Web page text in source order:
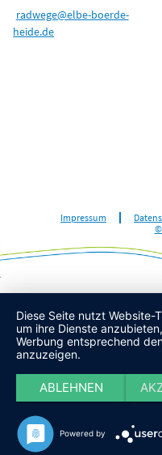
radwege@elbe-boerde-
heide.de
Impressum
Diese Seite nutzt Website-
um ihre Dienste
Werbung entsprechend
anzuzeigen.
ABLEHNEN
Powered by